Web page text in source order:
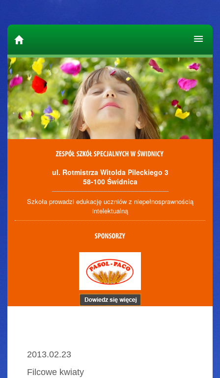
ul. Rotmistrza Witolda Pileckiego 3
58-100 Świdnica
Szkoła prowadzi edukację uczniów z niepełnosprawnością
intelektualną
2013.02.23
Filcowe kwiaty